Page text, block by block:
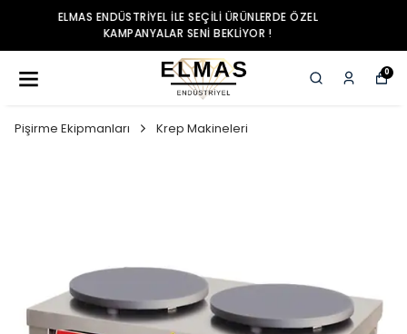
ELMAS ENDÜSTRIYEL ILE SEÇILI ÜRÜNLERDE ÖZEL
KAMPANYALAR SENI BEKLIYOR !
0
Pişirme Ekipmanları Krep Makineleri